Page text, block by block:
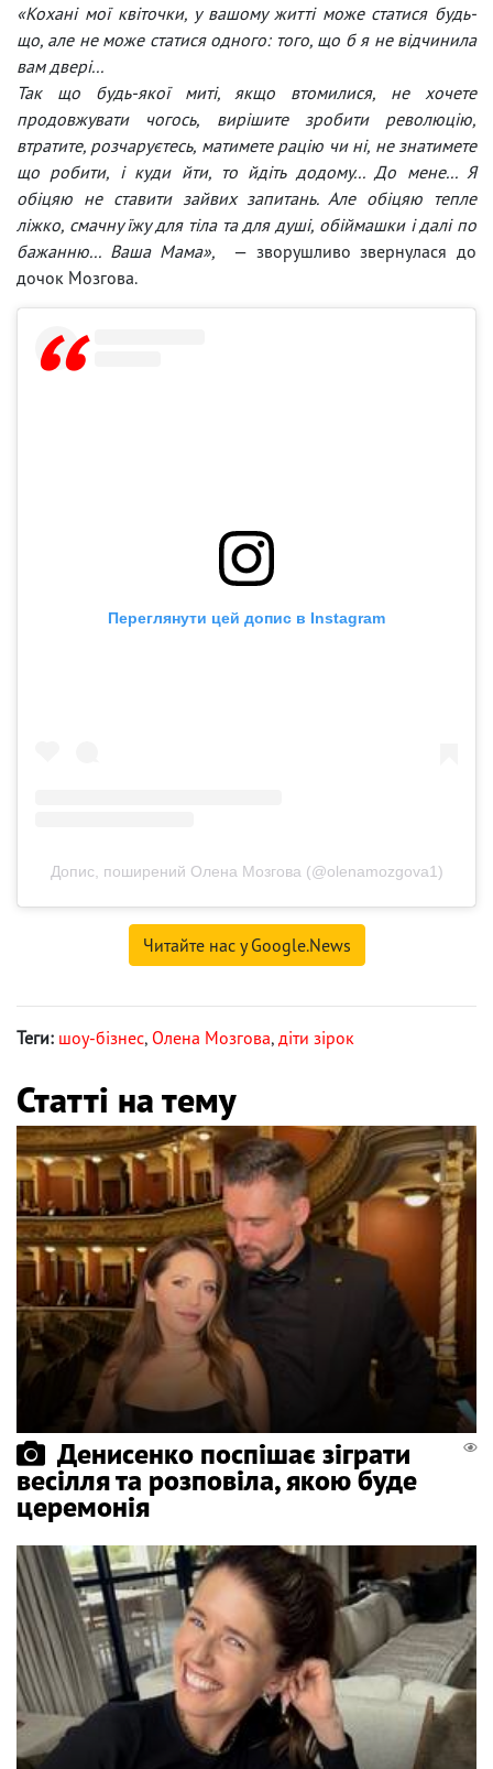
«Кохані мої квіточки, у вашому житті може статися будь-
що, але не може статися одного: того, що б я не відчинила
вам двері...
Так що будь-якої миті, якщо втомилися, не хочете
продовжувати чогось, вирішите зробити революцію,
втратите, розчаруєтесь, матимете рацію чи ні, не знатимете
що робити, і куди йти, то йдіть додому... До мене... Я
обіцяю не ставити зайвих запитань. Але обіцяю тепле
ліжко, смачну їжу для тіла та для душі, обіймашки і далі по
бажанню... Ваша Мама», — зворушливо звернулася до
дочок Мозгова.
Переглянути цей допис в Instagram
Допис, поширений Олена Мозгова (@olenamozgova1)
Читайте нас у Google.News
Теги: шоу-бізнес, Олена Мозгова, діти зірок
Статті на тему
Денисенко поспішає зіграти
весілля та розповіла, якою буде
церемонія